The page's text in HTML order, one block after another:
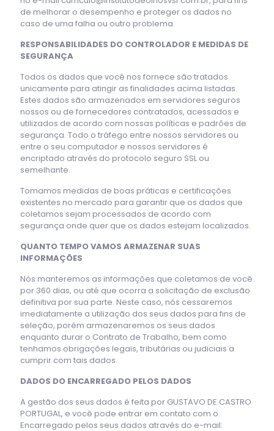
de melhorar o desempenho e proteger os dados no
caso de uma falha ou outro problema.
RESPONSABILIDADES DO CONTROLADOR E MEDIDAS DE
SEGURANÇA
Todos os dados que você nos fornece são tratados
unicamente para atingir as finalidades acima listadas.
Estes dados são armazenados em servidores seguros
nossos ou de fornecedores contratados, acessados e
utilizados de acordo com nossas políticas e padrões de
segurança. Todo o tráfego entre nossos servidores ou
entre o seu computador e nossos servidores é
encriptado através do protocolo seguro SSL ou
semelhante.
Tomamos medidas de boas práticas e certificações
existentes no mercado para garantir que os dados que
coletamos sejam processados de acordo com
segurança onde quer que os dados estejam localizados.
QUANTO TEMPO VAMOS ARMAZENAR SUAS
INFORMAÇÕES
Nós manteremos as informações que coletamos de você
por 360 dias, ou até que ocorra a solicitação de exclusão
definitiva por sua parte. Neste caso, nós cessaremos
imediatamente a utilização dos seus dados para fins de
seleção, porém armazenaremos os seus dados
enquanto durar o Contrato de Trabalho, bem como
tenhamos obrigações legais, tributárias ou judiciais a
cumprir com tais dados.
DADOS DO ENCARREGADO PELOS DADOS
A gestão dos seus dados é feita por GUSTAVO DE CASTRO
PORTUGAL, e você pode entrar em contato com o
Encarregado pelos seus dados através do e-mail: